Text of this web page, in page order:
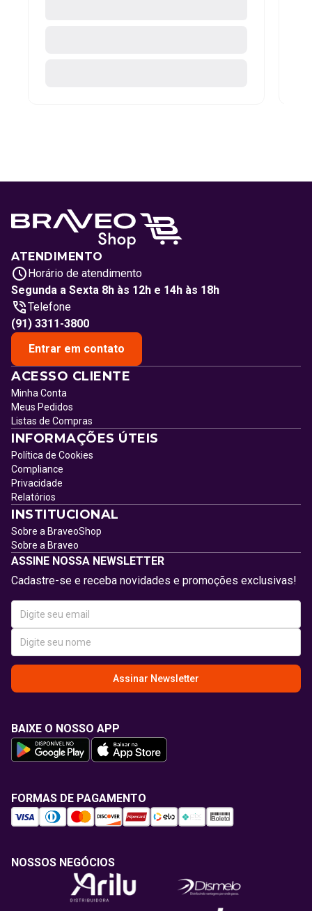
ATENDIMENTO
Horário de atendimento
Segunda a Sexta 8h às 12h e 14h às 18h
Telefone
(91) 3311-3800
Entrar em contato
ACESSO CLIENTE
Minha Conta
Meus Pedidos
Listas de Compras
INFORMAÇÕES ÚTEIS
Política de Cookies
Compliance
Privacidade
Relatórios
INSTITUCIONAL
Sobre a BraveoShop
Sobre a Braveo
ASSINE NOSSA NEWSLETTER
Cadastre-se e receba novidades e promoções exclusivas!
Assinar Newsletter
BAIXE O NOSSO APP
FORMAS DE PAGAMENTO
NOSSOS NEGÓCIOS